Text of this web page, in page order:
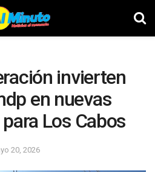
invierten
en nuevas
Los Cabos
20, 2026